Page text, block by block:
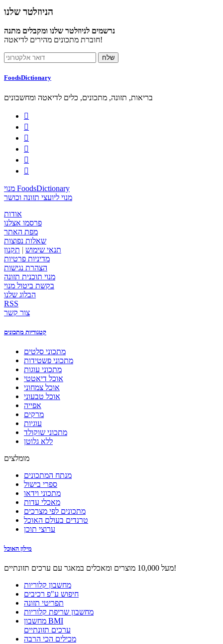
הניוזלטר שלנו
נרשמים לניוזלטר שלנו ומקבלים מתנה
חוברת מתכונים מהירים לדיאטה!
FoodsDictionary
בריאות, תזונה, מתכונים, כלים לדיאטה ומחשבונים






מנוי FoodsDictionary
מנוי ליועצי תזונה וכושר
אודות
פרסמו אצלנו
מפת האתר
שאלות נפוצות
תנאי שימוש | תקנון
מדיניות פרטיות
הצהרת נגישות
מנוי תוכנית תזונה
בקשת ביטול מנוי
הבלוג שלנו
RSS
צור קשר
קטגוריות מתכונים
מתכוני סלטים
מתכוני פשטידות
מתכוני עוגות
אוכל דיאטטי
אוכל צמחוני
אוכל טבעוני
אפייה
מרקים
עוגיות
מתכוני שוקולד
ללא גלוטן
מומלצים
מנתח המתכונים
ספרי בישול
מתכוני וידאו
מאכלי עדות
מתכונים לפי מצרכים
טרנדים בעולם האוכל
ערוצי תוכן
מילון האוכל
מעל 10,000 מוצרים ומאכלים במאגר עם ערכים תזונתיים!
מחשבון קלוריות
חיפוש ע"פ רכיבים
תפריטי תזונה
מחשבון שריפת קלוריות
מחשבון BMI
ערכים תזונתיים
מכילים הכי הרבה